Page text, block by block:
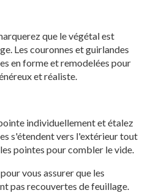
que le végétal est
Les couronnes et guirlandes
en forme et remodelées pour
et réaliste.
individuellement et étalez
s'étendent vers l'extérieur tout
pointes pour combler le vide.
vous assurer que les
pas recouvertes de feuillage.